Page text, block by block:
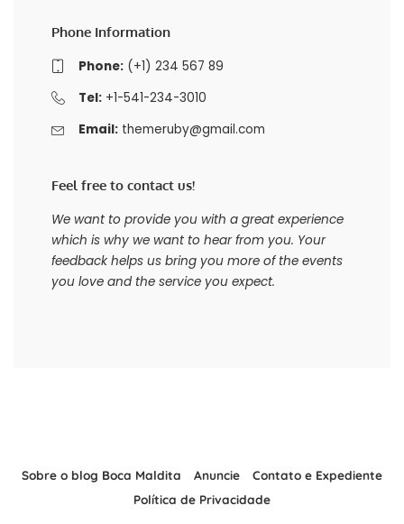
Phone Information
Phone:(+1) 234 567 89
Tel:+1-541-234-3010
Email: themeruby@gmail.com
Feel free to contact us!
We want to provide you with a great experience
which is why we want to hear from you. Your
feedback helps us bring you more of the events
you love and the service you expect.
Sobre o blog Boca Maldita Anuncie
Contato e Expediente
Política de Privacidade